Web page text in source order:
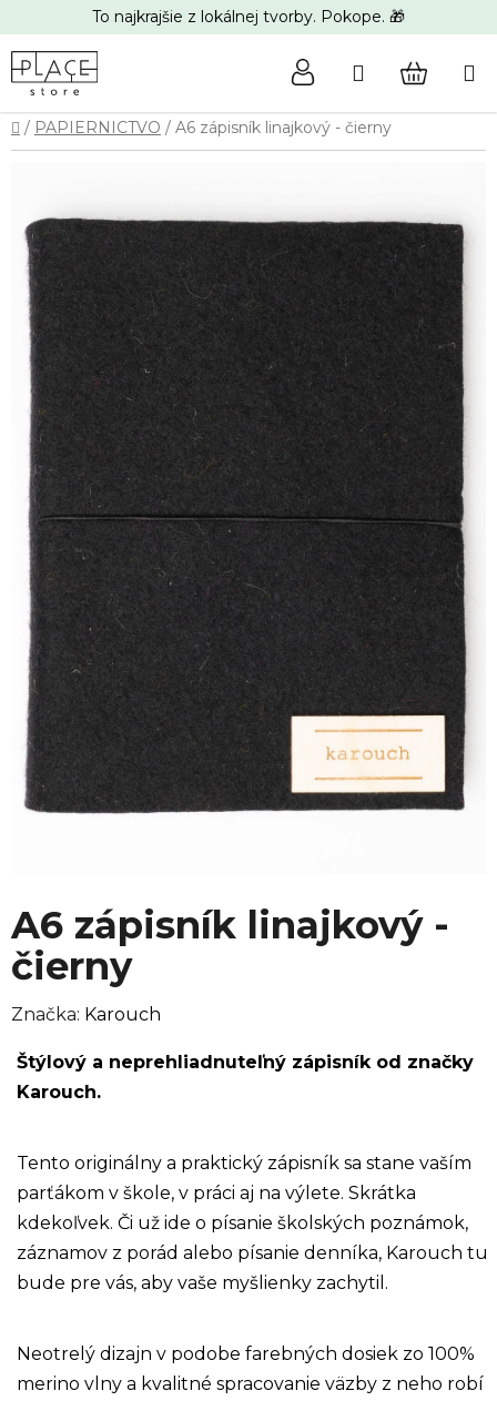
na
obsah
To najkrajšie z lokálnej tvorby. Pokope. 🎁
Hľadať
Domov
/ PAPIERNICTVO / A6 zápisník linajkový - čierny
A6 zápisník linajkový -
čierny
Značka: Karouch
Štýlový a neprehliadnuteľný zápisník od značky
Karouch.
Tento originálny a praktický zápisník sa stane vaším
parťákom v škole, v práci aj na výlete. Skrátka
kdekoľvek. Či už ide o písanie školských poznámok,
záznamov z porád alebo písanie denníka, Karouch tu
bude pre vás, aby vaše myšlienky zachytil.
Neotrelý dizajn v podobe farebných dosiek zo 100%
merino vlny a kvalitné spracovanie väzby z neho robí